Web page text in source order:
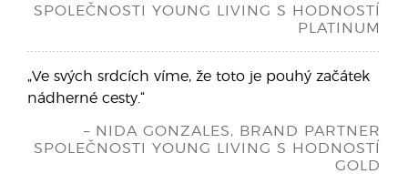
SPOLEČNOSTI YOUNG LIVING S HODNOSTÍ
PLATINUM
„Ve svých srdcích víme, že toto je pouhý začátek
nádherné cesty.“
– NIDA GONZALES, BRAND PARTNER
SPOLEČNOSTI YOUNG LIVING S HODNOSTÍ
GOLD